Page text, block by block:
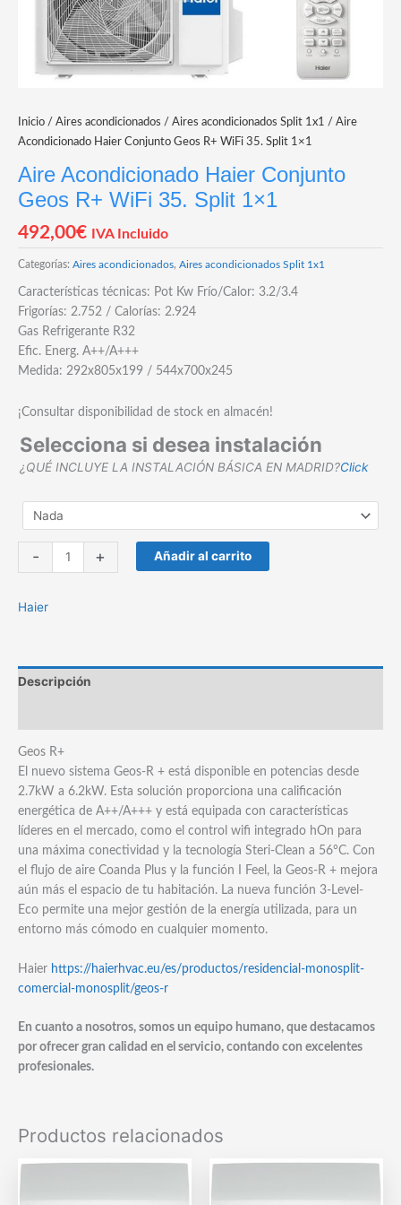
Inicio / Aires acondicionados / Aires acondicionados Split 1x1
/ Aire
Acondicionado Haier Conjunto Geos R+ WiFi 35. Split 1×1
Aire Acondicionado Haier Conjunto
Geos R+ WiFi 35. Split 1×1
492,00€ IVA Incluido
Categorías: Aires acondicionados, Aires acondicionados Split 1x1
Características técnicas: Pot Kw Frío/Calor: 3.2/3.4
Frigorías: 2.752 / Calorías: 2.924
Gas Refrigerante R32
Efic. Energ. A++/A+++
Medida: 292x805x199 / 544x700x245
¡Consultar disponibilidad de stock en almacén!
Selecciona si desea instalación
¿QUÉ INCLUYE LA INSTALACIÓN BÁSICA EN MADRID?Click
-
Acondicionado
Conjunto
WiFi
35.
1x1
cantidad
+ Añadir al carrito
Haier
Descripción
Geos R+
El nuevo sistema Geos-R + está disponible en potencias desde
2.7kW a 6.2kW. Esta solución proporciona una calificación
energética de A++/A+++ y está equipada con características
líderes en el mercado, como el control wifi integrado hOn para
una máxima conectividad y la tecnología Steri-Clean a 56°C. Con
el flujo de aire Coanda Plus y la función I Feel, la Geos-R + mejora
aún más el espacio de tu habitación. La nueva función 3-Level-
Eco permite una mejor gestión de la energía utilizada, para un
entorno más cómodo en cualquier momento.
Haier https://haierhvac.eu/es/productos/residencial-monosplit-
comercial-monosplit/geos-r
En cuanto a nosotros, somos un equipo humano, que destacamos
por ofrecer gran calidad en el servicio, contando con excelentes
profesionales.
Productos relacionados